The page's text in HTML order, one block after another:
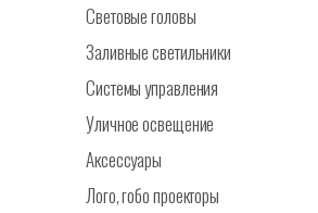
Световые головы
Заливные светильники
Системы управления
Уличное освещение
Аксессуары
Лого, гобо проекторы